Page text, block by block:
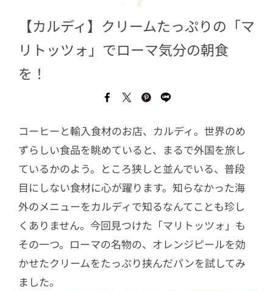
【カルディ】クリームたっぷりの「マ
リトッツォ」でローマ気分の朝食
を！
コーヒーと輸入食材のお店、カルディ。世界のめ
ずらしい食品を眺めていると、まるで外国を旅し
ているかのよう。ところ狭しと並んでいる、普段
目にしない食材に心が躍ります。知らなかった海
外のメニューをカルディで知るなんてことも珍し
くありません。今回見つけた「マリトッツォ」も
その一つ。ローマの名物の、オレンジピールを効
かせたクリームをたっぷり挟んだパンを試してみ
ました。